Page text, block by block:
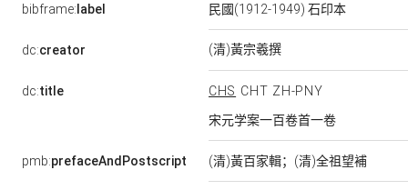
bibframe:label 民國(1912-1949) 石印本
dc:creator (清)黃宗羲撰
dc:title CHS CHT ZH-PNY
宋元学案一百卷首一卷
pmb:prefaceAndPostscript (清)黃百家輯；(清)全祖望補